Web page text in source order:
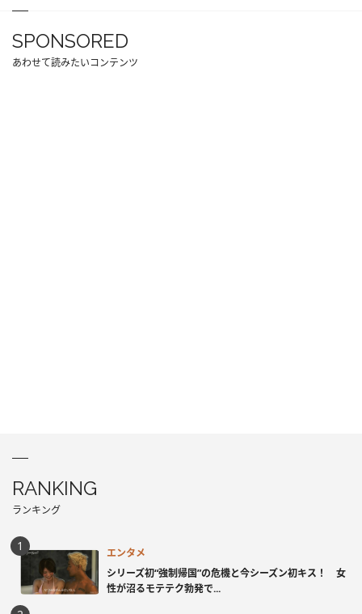
SPONSORED
あわせて読みたいコンテンツ
RANKING
ランキング
エンタメ
シリーズ初“強制帰国”の危機と今シーズン初キス！ 女
性が沼るモテテク勃発で...